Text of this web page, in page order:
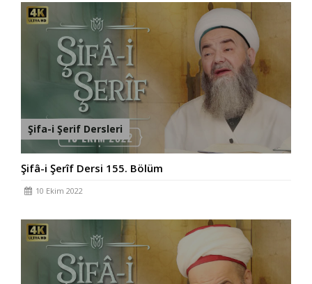
Şifa-i Şerif Dersleri
Şifâ-i Şerîf Dersi 155. Bölüm
10 Ekim 2022